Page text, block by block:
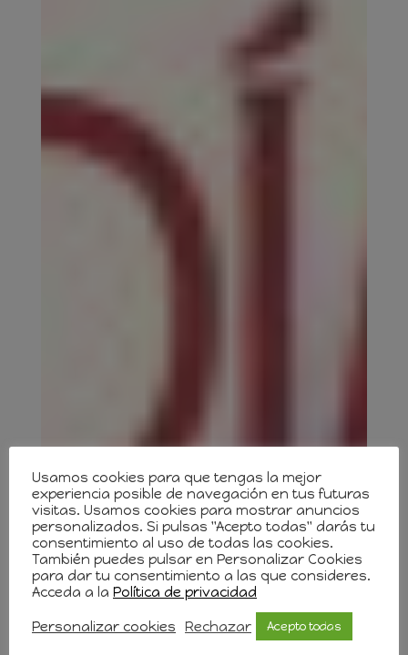
Usamos cookies para que tengas la mejor
experiencia posible de navegación en tus futuras
visitas. Usamos cookies para mostrar anuncios
personalizados. Si pulsas "Acepto todas" darás tu
consentimiento al uso de todas las cookies.
También puedes pulsar en Personalizar Cookies
para dar tu consentimiento a las que consideres.
Acceda a la Política de privacidad
Personalizar cookies Rechazar Acepto todas